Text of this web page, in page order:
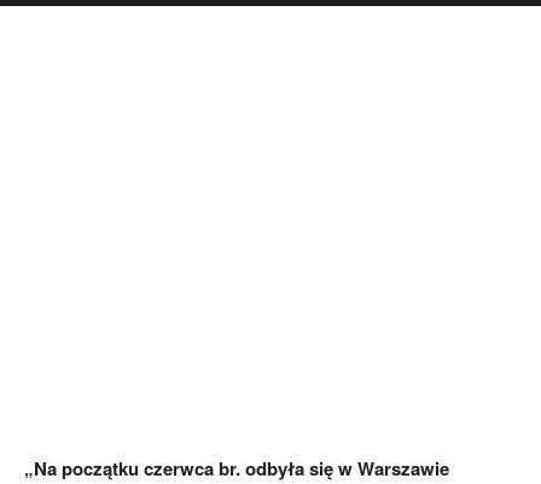
„Na początku czerwca br. odbyła się w Warszawie